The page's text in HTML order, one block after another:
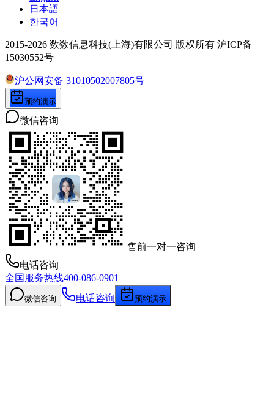
日本語
한국어
2015-2026 数数信息科技(上海)有限公司 版权所有 沪ICP备
15030552号
沪公网安备 31010502007805号
预约演示
微信咨询
售前一对一咨询
电话咨询
全国服务热线400-086-0901
微信咨询 电话咨询 预约演示